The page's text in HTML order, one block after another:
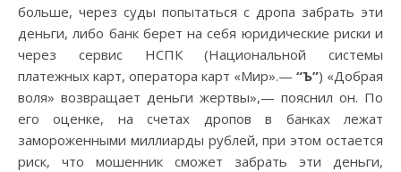
больше, через суды попытаться с дропа забрать эти
деньги, либо банк берет на себя юридические риски и
через сервис НСПК (Национальной системы
платежных карт, оператора карт «Мир».— “Ъ”) «Добрая
воля» возвращает деньги жертвы»,— пояснил он. По
его оценке, на счетах дропов в банках лежат
замороженными миллиарды рублей, при этом остается
риск, что мошенник сможет забрать эти деньги,